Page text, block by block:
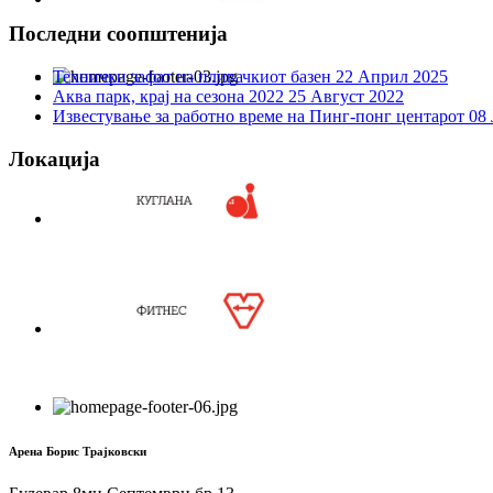
Последни соопштенија
Технички зафат на пливачкиот базен 22 Април 2025
Аква парк, крај на сезона 2022 25 Август 2022
Известување за работно време на Пинг-понг центарот 08
Локација
Арена Борис Трајковски